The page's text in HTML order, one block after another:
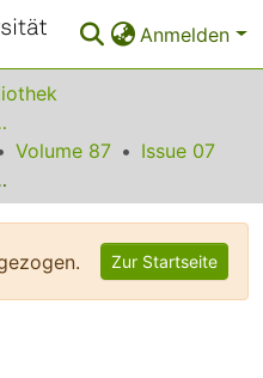
Anmelden
Volume 87
Issue 07
Volume 87
Zur Startseite